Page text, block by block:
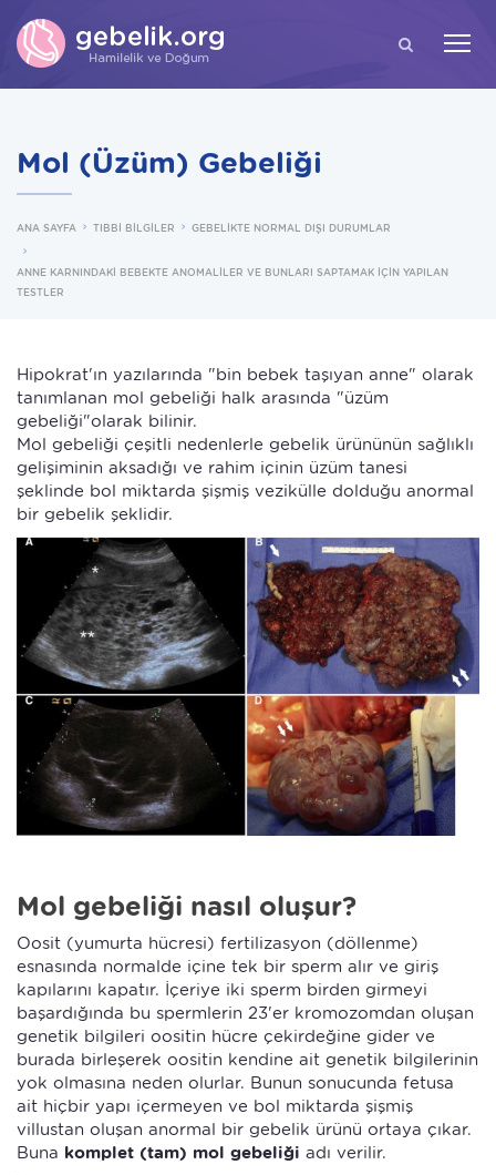
ARA
Mol (Üzüm) Gebeliği
ANA SAYFA TIBBİ BİLGİLER GEBELİKTE NORMAL DIŞI DURUMLAR
ANNE KARNINDAKİ BEBEKTE ANOMALİLER VE BUNLARI SAPTAMAK İÇİN YAPILAN
TESTLER
Hipokrat'ın yazılarında "bin bebek taşıyan anne" olarak
tanımlanan mol gebeliği halk arasında "üzüm
gebeliği"olarak bilinir.
Mol gebeliği çeşitli nedenlerle gebelik ürününün sağlıklı
gelişiminin aksadığı ve rahim içinin üzüm tanesi
şeklinde bol miktarda şişmiş vezikülle dolduğu anormal
bir gebelik şeklidir.
Mol gebeliği nasıl oluşur?
Oosit (yumurta hücresi) fertilizasyon (döllenme)
esnasında normalde içine tek bir sperm alır ve giriş
kapılarını kapatır. İçeriye iki sperm birden girmeyi
başardığında bu spermlerin 23'er kromozomdan oluşan
genetik bilgileri oositin hücre çekirdeğine gider ve
burada birleşerek oositin kendine ait genetik bilgilerinin
yok olmasına neden olurlar. Bunun sonucunda fetusa
ait hiçbir yapı içermeyen ve bol miktarda şişmiş
villustan oluşan anormal bir gebelik ürünü ortaya çıkar.
Buna komplet (tam) mol gebeliği adı verilir.